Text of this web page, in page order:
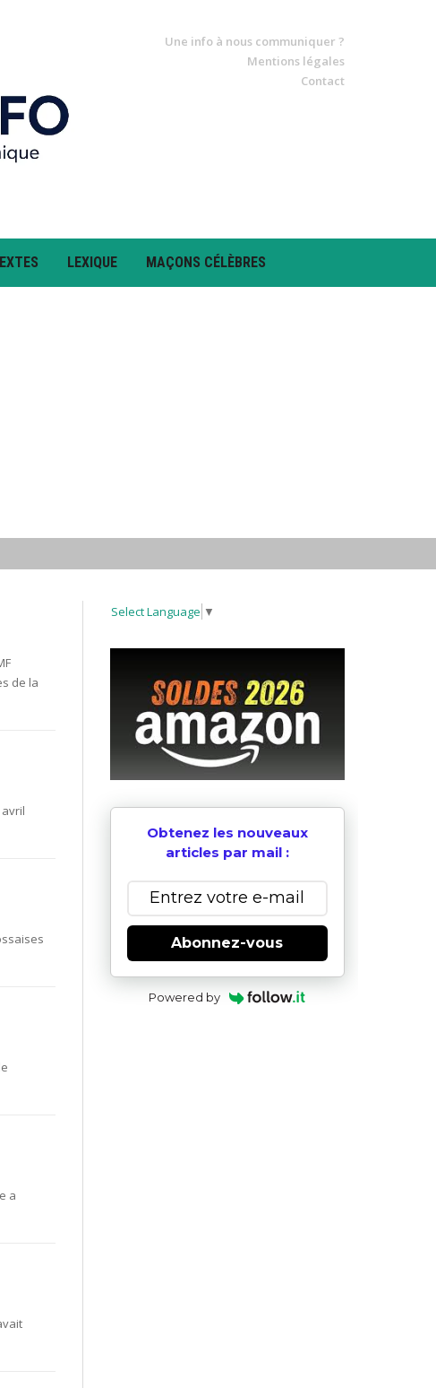
Une info à nous communiquer ?
Mentions légales
Contact
LEXIQUE MAÇONS CÉLÈBRES
de la
a
Select Language ▼
Obtenez les nouveaux
articles par mail :
Abonnez-vous
Powered by